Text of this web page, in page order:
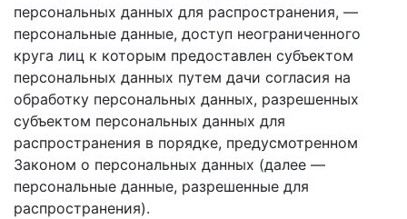
персональных данных для распространения, —
персональные данные, доступ неограниченного
круга лиц к которым предоставлен субъектом
персональных данных путем дачи согласия на
обработку персональных данных, разрешенных
субъектом персональных данных для
распространения в порядке, предусмотренном
Законом о персональных данных (далее —
персональные данные, разрешенные для
распространения).